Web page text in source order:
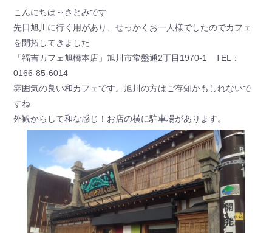
こんにちは～さとみです
先日旭川に行く用があり、せっかくお一人様でしたのでカフェ
を開拓してきました
「福吉カフェ旭橋本店」旭川市常盤通2丁目1970-1 TEL：
0166-85-6014
雰囲気の良い和カフェです。旭川の方はご存知かもしれないで
すね
外観からして和な感じ！お店の横に駐車場があります。